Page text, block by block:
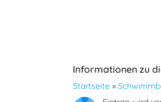
Informationen zu
Startseite »